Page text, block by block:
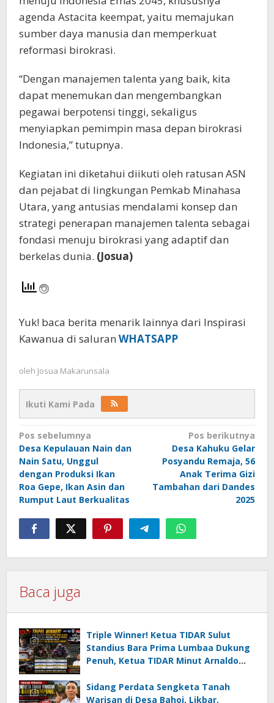
agenda Astacita keempat, yaitu memajukan
sumber daya manusia dan memperkuat
reformasi birokrasi.
“Dengan manajemen talenta yang baik, kita
dapat menemukan dan mengembangkan
pegawai berpotensi tinggi, sekaligus
menyiapkan pemimpin masa depan birokrasi
Indonesia,” tutupnya.
Kegiatan ini diketahui diikuti oleh ratusan ASN
dan pejabat di lingkungan Pemkab Minahasa
Utara, yang antusias mendalami konsep dan
strategi penerapan manajemen talenta sebagai
fondasi menuju birokrasi yang adaptif dan
berkelas dunia. (Josua)
Yuk! baca berita menarik lainnya dari Inspirasi
Kawanua di saluran WHATSAPP
oleh Josua Makarunsala
Ikuti Kami Pada
Navigasi
pos
Pos sebelumnya
Desa Kepulauan Nain dan
Nain Satu, Unggul
dengan Produksi Ikan
Roa Gepe, Ikan Asin dan
Rumput Laut Berkualitas
Pos berikutnya
Desa Kahuku Gelar
Posyandu Remaja, 56
Anak Terima Gizi
Tambahan dari Dandes
2025
Baca juga
Triple Winner! Ketua TIDAR Sulut
Standius Bara Prima Lumbaa Dukung
Penuh, Ketua TIDAR Minut Arnaldo
05 MC JOE Sapu Bersih Tiga Gelar
Juara Umum
Sidang Perdata Sengketa Tanah
Warisan di Desa Bahoi, Likbar,